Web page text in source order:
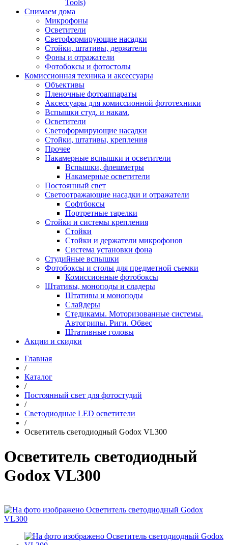
Tools)
Снимаем дома
Микрофоны
Осветители
Светоформирующие насадки
Стойки, штативы, держатели
Фоны и отражатели
Фотобоксы и фотостолы
Комиссионная техника и аксессуары
Объективы
Пленочные фотоаппараты
Аксессуары для комиссионной фототехники
Вспышки студ. и накам.
Осветители
Светоформирующие насадки
Стойки, штативы, крепления
Прочее
Накамерные вспышки и осветители
Вспышки, флешметры
Накамерные осветители
Постоянный свет
Светоотражающие насадки и отражатели
Софтбоксы
Портретные тарелки
Стойки и системы крепления
Стойки
Стойки и держатели микрофонов
Система установки фона
Студийные вспышки
Фотобоксы и столы для предметной съемки
Комиссионные фотобоксы
Штативы, моноподы и сладеры
Штативы и моноподы
Слайдеры
Стедикамы. Моторизованные системы.
Автогрипы. Риги. Обвес
Штативные головы
Акции и скидки
Главная
/
Каталог
/
Постоянный свет для фотостудий
/
Светодиодные LED осветители
/
Осветитель светодиодный Godox VL300
Осветитель светодиодный
Godox VL300